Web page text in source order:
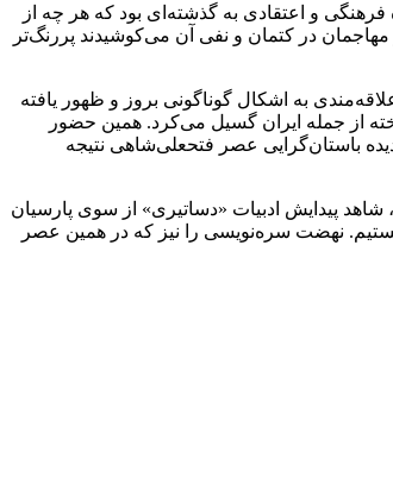
و اعتقادی به گذشته‌ای بود که هر چه از
در کتمان و نفی آن می‌کوشیدند پررنگ‌تر
به اشکال گوناگونی بروز و ظهور یافته
از جمله ایران گسیل می‌کرد. همین حضور
باستان‌گرایی عصر فتحعلی‌شاهی نتیجه
پیدایش ادبیات «دساتیری» از سوی پارسیان
هستیم. نهضت سره‌نویسی را نیز که در همین عصر